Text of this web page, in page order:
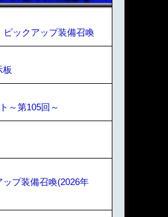
ピックアップ装備召喚
板
～第105回～
ップ装備召喚(2026年